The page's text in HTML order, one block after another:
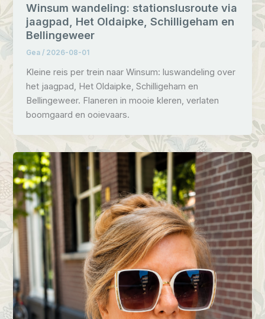
Winsum wandeling: stationslusroute via
jaagpad, Het Oldaipke, Schilligeham en
Bellingeweer
Gea/ 2026-08-01
Kleine reis per trein naar Winsum: luswandeling over
het jaagpad, Het Oldaipke, Schilligeham en
Bellingeweer. Flaneren in mooie kleren, verlaten
boomgaard en ooievaars.